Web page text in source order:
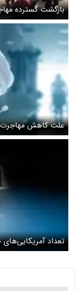
بازگشت گسترده
چیست؟
تعداد